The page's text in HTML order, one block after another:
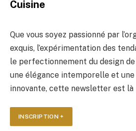
Cuisine
Que vous soyez passionné par
exquis, l’expérimentation des
le perfectionnement du design
une élégance intemporelle et
innovante, cette newsletter est là
INSCRIPTION +